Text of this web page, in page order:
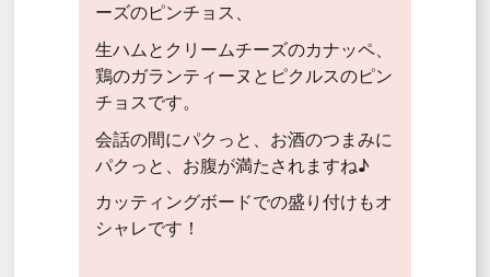
ーズのピンチョス、
生ハムとクリームチーズのカナッペ、
鶏のガランティーヌとピクルスのピン
チョスです。
会話の間にパクっと、お酒のつまみに
パクっと、お腹が満たされますね♪
カッティングボードでの盛り付けもオ
シャレです！